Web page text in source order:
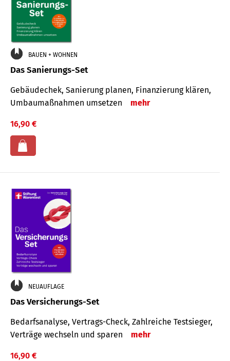
BAUEN + WOHNEN
Das Sanierungs-Set
Gebäudechek, Sanierung planen, Finanzierung klären,
Umbaumaßnahmen umsetzen
mehr
16,90 €
NEUAUFLAGE
Das Versicherungs-Set
Bedarfsanalyse, Vertrags-Check, Zahlreiche Testsieger,
Verträge wechseln und sparen
mehr
16,90 €